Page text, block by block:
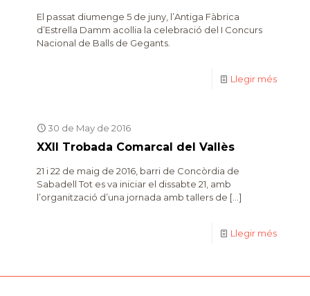
El passat diumenge 5 de juny, l’Antiga Fàbrica
d’Estrella Damm acollia la celebració del I Concurs
Nacional de Balls de Gegants.
Llegir més
30 de May de 2016
XXII Trobada Comarcal del Vallès
21 i 22 de maig de 2016, barri de Concòrdia de
Sabadell Tot es va iniciar el dissabte 21, amb
l’organització d’una jornada amb tallers de […]
Llegir més